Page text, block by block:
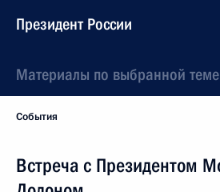
Президент России
Материалы по выбранной теме
События
Встреча с Президентом